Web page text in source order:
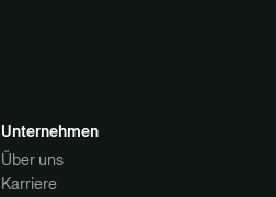
Unternehmen
Über uns
Karriere